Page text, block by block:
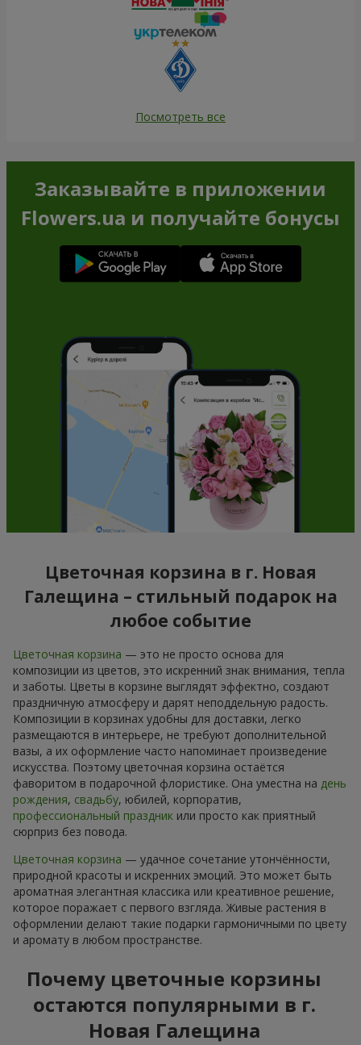
Посмотреть все
Заказывайте в приложении
Flowers.ua и получайте бонусы
Цветочная корзина в г. Новая
Галещина – стильный подарок на
любое событие
Цветочная корзина — это не просто основа для
композиции из цветов, это искренний знак внимания, тепла
и заботы. Цветы в корзине выглядят эффектно, создают
праздничную атмосферу и дарят неподдельную радость.
Композиции в корзинах удобны для доставки, легко
размещаются в интерьере, не требуют дополнительной
вазы, а их оформление часто напоминает произведение
искусства. Поэтому цветочная корзина остаётся
фаворитом в подарочной флористике. Она уместна на день
рождения, свадьбу, юбилей, корпоратив,
профессиональный праздник или просто как приятный
сюрприз без повода.
Цветочная корзина — удачное сочетание утончённости,
природной красоты и искренних эмоций. Это может быть
ароматная элегантная классика или креативное решение,
которое поражает с первого взгляда. Живые растения в
оформлении делают такие подарки гармоничными по цвету
и аромату в любом пространстве.
Почему цветочные корзины
остаются популярными в г.
Новая Галещина